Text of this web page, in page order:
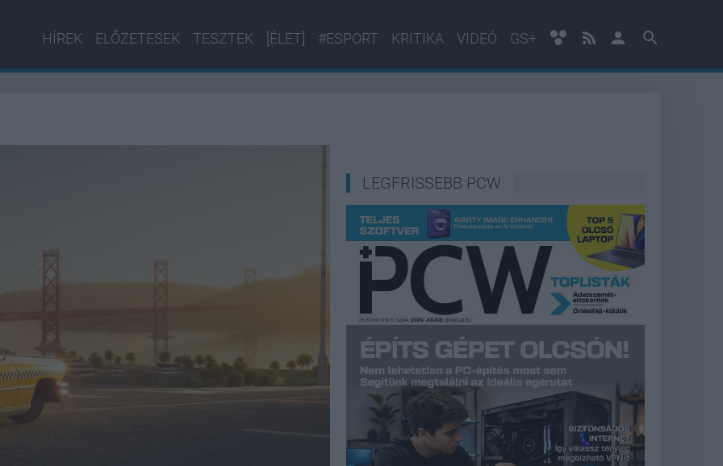
HÍREK ELŐZETESEK TESZTEK [ÉLET] #ESPORT KRITIKA VIDEÓ GS+
LEGFRISSEBB PCW